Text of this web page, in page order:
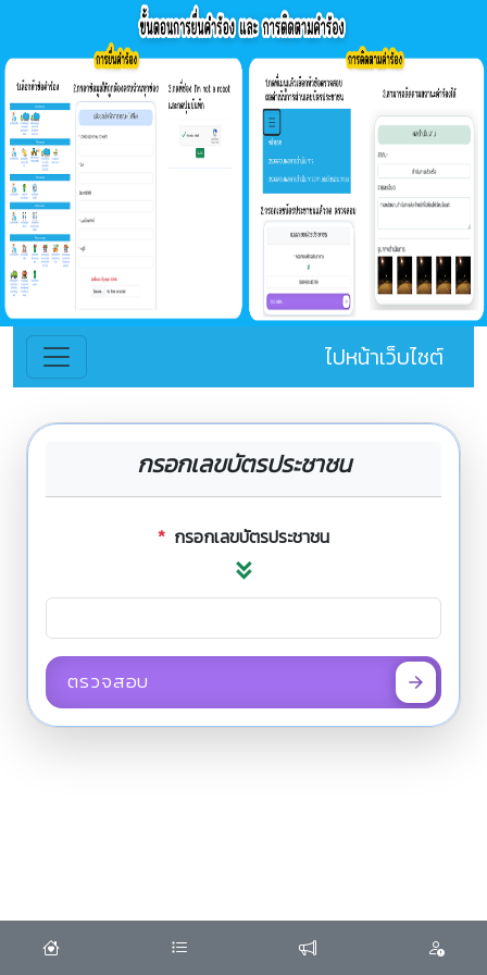
ไปหน้าเว็บไซต์
กรอกเลขบัตรประชาชน
* กรอกเลขบัตรประชาชน
ตรวจสอบ